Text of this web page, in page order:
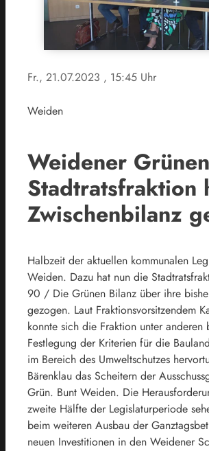
Fr., 21.07.2023 , 15:45 Uhr
Weiden
Weidener Grünen
Stadtratsfraktion
Zwischenbilanz
Halbzeit der aktuellen kommunalen
Weiden. Dazu hat nun die
90 / Die Grünen Bilanz über ihre
gezogen. Laut Fraktionsvorsitzendem
konnte sich die Fraktion unter anderen
Festlegung der Kriterien für die
im Bereich des Umweltschutzes
Bärenklau das Scheitern der
Grün. Bunt Weiden. Die
zweite Hälfte der Legislaturperiode
beim weiteren Ausbau der
neuen Investitionen in den Weidener